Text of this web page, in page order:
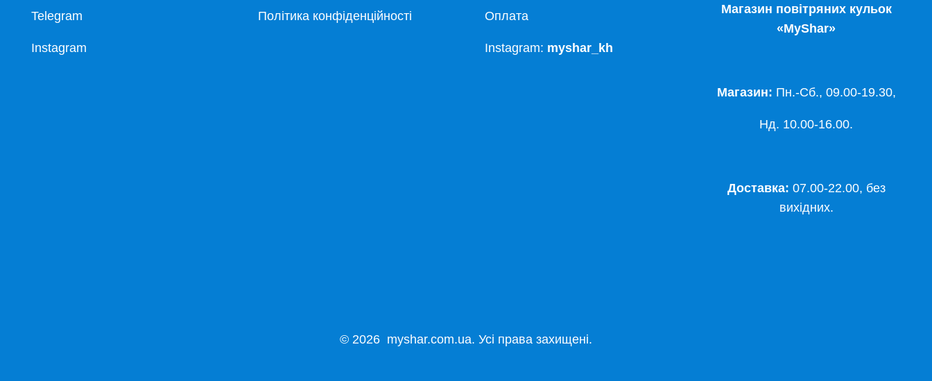
Telegram
Instagram
Політика конфіденційності Оплата
Instagram: myshar_kh
Магазин повітряних кульок
«MyShar»
Магазин: Пн.-Сб., 09.00-19.30,
Нд. 10.00-16.00.
Доставка: 07.00-22.00, без
вихідних.
© 2026 myshar.com.ua. Усі права захищені.